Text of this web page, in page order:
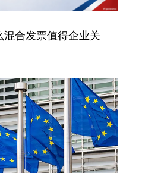
合发票值得企业关